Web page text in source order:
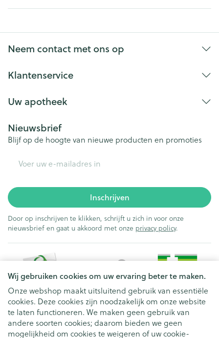
Wij gebruiken cookies om uw ervaring beter te maken.
Onze webshop maakt uitsluitend gebruik van essentiële
cookies. Deze cookies zijn noodzakelijk om onze website
te laten functioneren. We maken geen gebruik van
andere soorten cookies; daarom bieden we geen
mogelijkheid om cookies te weigeren of uw cookie-
Neem contact met ons op
Klantenservice
Uw apotheek
Nieuwsbrief
Blijf op de hoogte van nieuwe producten en promoties
Inschrijven
Door op inschrijven te klikken, schrijft u zich in voor onze
nieuwsbrief en gaat u akkoord met onze privacy policy.
Juridische links